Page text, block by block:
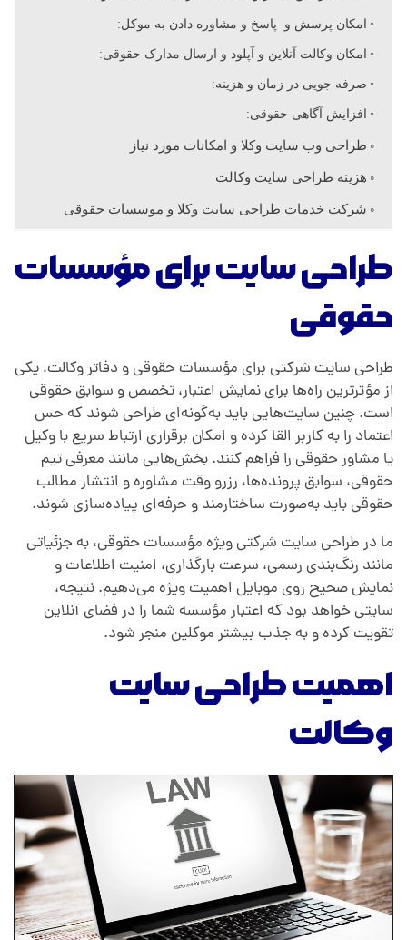
م
س
س
ا
ت
ح
ق
و
ق
ی
امکان پرسش و پاسخ و مشاوره دادن به موکل:
امکان وکالت آنلاین و آپلود و ارسال مدارک حقوقی:
صرفه جویی در زمان و هزینه:
افزایش آگاهی حقوقی:
طراحی وب سایت وکلا و امکانات مورد نیاز
هزینه طراحی سایت وکالت
شرکت خدمات طراحی سایت وکلا و موسسات حقوقی
طراحی سایت برای مؤسسات
حقوقی
طراحی سایت شرکتی برای مؤسسات حقوقی و دفاتر وکالت، یکی
از مؤثرترین راه‌ها برای نمایش اعتبار، تخصص و سوابق حقوقی
است. چنین سایت‌هایی باید به‌گونه‌ای طراحی شوند که حس
اعتماد را به کاربر القا کرده و امکان برقراری ارتباط سریع با وکیل
یا مشاور حقوقی را فراهم کنند. بخش‌هایی مانند معرفی تیم
حقوقی، سوابق پرونده‌ها، رزرو وقت مشاوره و انتشار مطالب
حقوقی باید به‌صورت ساختارمند و حرفه‌ای پیاده‌سازی شوند.
ما در طراحی سایت شرکتی ویژه مؤسسات حقوقی، به جزئیاتی
مانند رنگ‌بندی رسمی، سرعت بارگذاری، امنیت اطلاعات و
نمایش صحیح روی موبایل اهمیت ویژه می‌دهیم. نتیجه،
سایتی خواهد بود که اعتبار مؤسسه شما را در فضای آنلاین
تقویت کرده و به جذب بیشتر موکلین منجر شود.
اهمیت طراحی سایت
وکالت